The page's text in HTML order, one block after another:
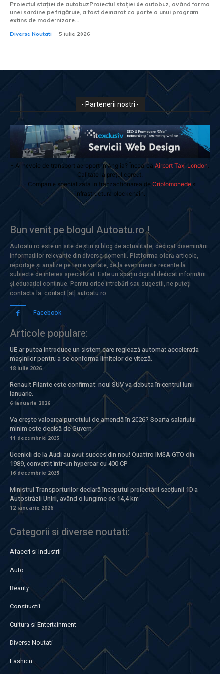
Proiectul stației de autobuzProiectul stației de autobuz, având forma
unei sardine pe frigăruie, a fost demarat ca parte a unui program
extins de modernizare...
Diverse Noutati 5 iulie 2026
- Partenerii nostri -
- Ai nevoie de transport aeroport in Anglia? Încearcă Airport Taxi London
Calitate la prețul corect.
- Companie specializata in tranzactionarea de Criptomonedesi
infrastructura blockchain.
Bun venit pe blogul Autoatu.ro !
Autoatu.ro este un site de știri și blog de actualitate, dedicat diseminării
informațiilor relevante din diverse domenii. Platforma oferă articole,
reportaje și analize pe teme variate, de la evenimente recente la
subiecte de interes specializat. Este un spațiu digital dedicat informării
și educației continue. Pentru orice întrebări sau sugestii, ne puteți
contacta la: contact [at] autoatu.ro
Facebook
Articole populare:
UE ar putea introduce un sistem care reglează automat accelerația
mașinilor pentru a se conforma limitelor de viteză.
18 iulie 2026
Renault Filante este confirmat: noul SUV va debuta în centrul lunii
ianuarie.
6 ianuarie 2026
Va crește valoarea punctului de amendă în 2026? Soarta salariului
minim este decisă de Guvern
11 decembrie 2025
Ucenicii de la Audi au avut succes din nou! Quattro IMSA GTO din
1989, convertit într-un hypercar cu 400 CP
16 decembrie 2025
Ministrul Transporturilor declară începutul proiectării secțiunii 1D a
Autostrăzii Unirii, având o lungime de 14,4 km
12 ianuarie 2026
Categorii si diverse noutati:
Afaceri si Industrii
Auto
Beauty
Constructii
Cultura si Entertainment
Diverse Noutati
Fashion